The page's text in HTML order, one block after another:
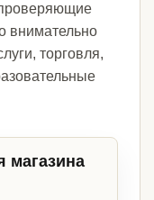
внимательно
торговля,
магазина